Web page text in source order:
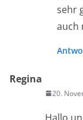
sehr
auch
Regina
20.